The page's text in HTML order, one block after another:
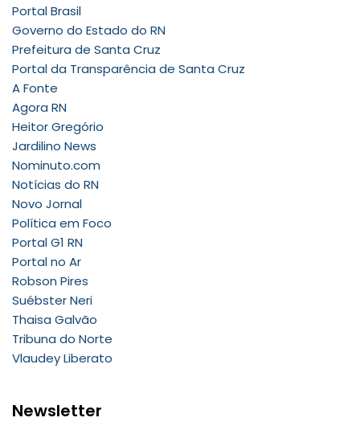
Portal Brasil
Governo do Estado do RN
Prefeitura de Santa Cruz
Portal da Transparência de Santa Cruz
A Fonte
Agora RN
Heitor Gregório
Jardilino News
Nominuto.com
Notícias do RN
Novo Jornal
Política em Foco
Portal G1 RN
Portal no Ar
Robson Pires
Suébster Neri
Thaisa Galvão
Tribuna do Norte
Vlaudey Liberato
Newsletter